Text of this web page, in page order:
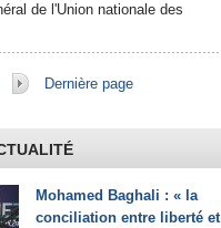
de l'Union nationale des
Dernière page
Mohamed Baghali : « la
conciliation entre liberté et